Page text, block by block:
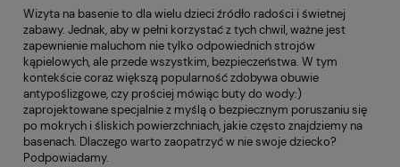
Wizyta na basenie to dla wielu dzieci źródło radości i świetnej
zabawy. Jednak, aby w pełni korzystać z tych chwil, ważne jest
zapewnienie maluchom nie tylko odpowiednich strojów
kąpielowych, ale przede wszystkim, bezpieczeństwa. W tym
kontekście coraz większą popularność zdobywa obuwie
antypoślizgowe, czy prościej mówiąc buty do wody:)
zaprojektowane specjalnie z myślą o bezpiecznym poruszaniu się
po mokrych i śliskich powierzchniach, jakie często znajdziemy na
basenach. Dlaczego warto zaopatrzyć w nie swoje dziecko?
Podpowiadamy.